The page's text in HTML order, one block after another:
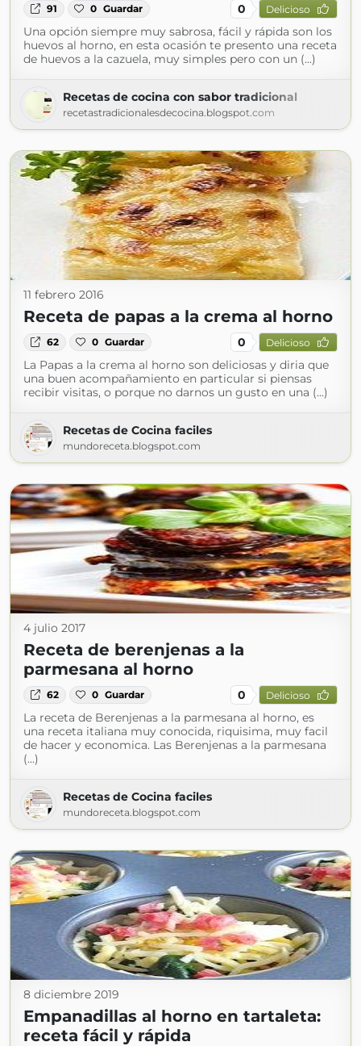
91 0 Guardar 0 Delicioso
Una opción siempre muy sabrosa, fácil y rápida son los
huevos al horno, en esta ocasión te presento una receta
de huevos a la cazuela, muy simples pero con un (...)
Recetas de cocina con sabor tradicional
recetastradicionalesdecocina.blogspot.com
11 febrero 2016
Receta de papas a la crema al horno
62 0 Guardar 0 Delicioso
La Papas a la crema al horno son deliciosas y diria que
una buen acompañamiento en particular si piensas
recibir visitas, o porque no darnos un gusto en una (...)
Recetas de Cocina faciles
mundoreceta.blogspot.com
4 julio 2017
Receta de berenjenas a la
parmesana al horno
62 0 Guardar 0 Delicioso
La receta de Berenjenas a la parmesana al horno, es
una receta italiana muy conocida, riquisima, muy facil
de hacer y economica. Las Berenjenas a la parmesana
(...)
Recetas de Cocina faciles
mundoreceta.blogspot.com
8 diciembre 2019
Empanadillas al horno en tartaleta:
receta fácil y rápida